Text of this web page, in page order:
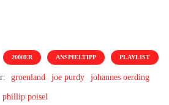
2000ER ANSPIELTIPP PLAYLIST
groenland joe purdy johannes oerding
phillip poisel